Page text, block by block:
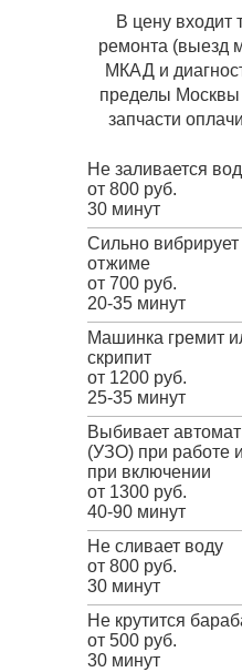
В цену входит
ремонта (выезд
МКАД и
пределы Москвы
запчасти
Не заливается
от 800 руб.
30 минут
Сильно вибрирует
отжиме
от 700 руб.
20-35 минут
Машинка гремит
скрипит
от 1200 руб.
25-35 минут
Выбивает автомат
(УЗО) при работе
при включении
от 1300 руб.
40-90 минут
Не сливает воду
от 800 руб.
30 минут
Не крутится
от 500 руб.
30 минут